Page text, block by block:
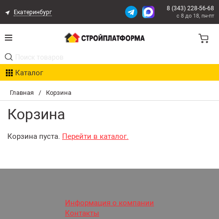
Главная / Корзина
Корзина
Корзина пуста. Перейти в каталог.
Екатеринбург
8 (343) 228-56-68
с 8 до 18, пн-пт
Каталог
Акции
Расчет доставки
Организациям
Оплата и ДоставкаИнформация о компании
Контакты